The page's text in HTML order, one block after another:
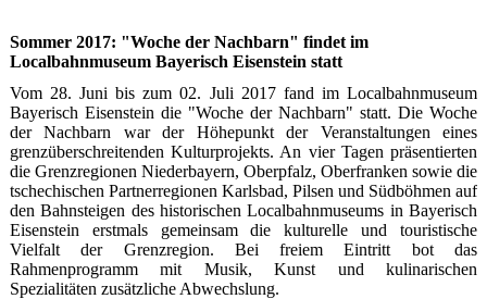
Sommer 2017: "Woche der Nachbarn" findet im
Localbahnmuseum Bayerisch Eisenstein statt
Vom 28. Juni bis zum 02. Juli 2017 fand im Localbahnmuseum
Bayerisch Eisenstein die "Woche der Nachbarn" statt. Die Woche
der Nachbarn war der Höhepunkt der Veranstaltungen eines
grenzüberschreitenden Kulturprojekts. An vier Tagen präsentierten
die Grenzregionen Niederbayern, Oberpfalz, Oberfranken sowie die
tschechischen Partnerregionen Karlsbad, Pilsen und Südböhmen auf
den Bahnsteigen des historischen Localbahnmuseums in Bayerisch
Eisenstein erstmals gemeinsam die kulturelle und touristische
Vielfalt der Grenzregion. Bei freiem Eintritt bot das
Rahmenprogramm mit Musik, Kunst und kulinarischen
Spezialitäten zusätzliche Abwechslung.